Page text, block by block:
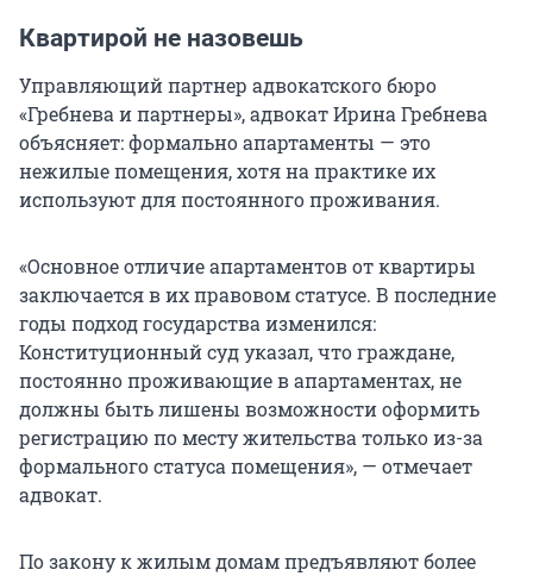
Квартирой не назовешь
Управляющий партнер адвокатского бюро
«Гребнева и партнеры», адвокат Ирина Гребнева
объясняет: формально апартаменты — это
нежилые помещения, хотя на практике их
используют для постоянного проживания.
«Основное отличие апартаментов от квартиры
заключается в их правовом статусе. В последние
годы подход государства изменился:
Конституционный суд указал, что граждане,
постоянно проживающие в апартаментах, не
должны быть лишены возможности оформить
регистрацию по месту жительства только из-за
формального статуса помещения», — отмечает
адвокат.
По закону к жилым домам предъявляют более